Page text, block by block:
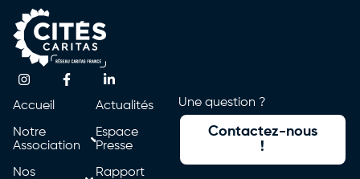
Accueil
Notre
Association
Nos
Actualités
Espace
Presse
Rapport
Une question ?
Contactez-nous
!